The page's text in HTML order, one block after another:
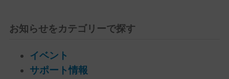
お知らせをカテゴリーで探す
イベント
サポート情報